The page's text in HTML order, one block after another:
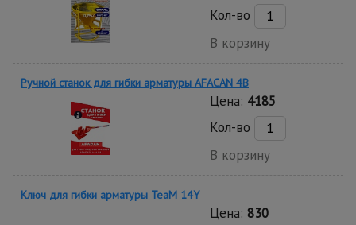
Кол-во
В корзину
Ручной станок для гибки арматуры AFACAN 4B
Цена: 4185
Кол-во
В корзину
Ключ для гибки арматуры TeaM 14Y
Цена: 830